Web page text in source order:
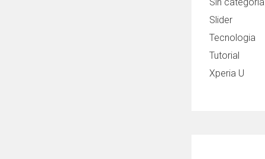
Slider
Tecnologia
Tutorial
Xperia U